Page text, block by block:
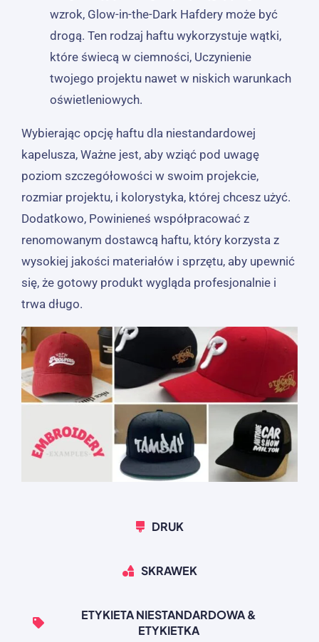
wzrok, Glow-in-the-Dark Hafdery może być
drogą. Ten rodzaj haftu wykorzystuje wątki,
które świecą w ciemności, Uczynienie
twojego projektu nawet w niskich warunkach
oświetleniowych.
Wybierając opcję haftu dla niestandardowej
kapelusza, Ważne jest, aby wziąć pod uwagę
poziom szczegółowości w swoim projekcie,
rozmiar projektu, i kolorystyka, której chcesz użyć.
Dodatkowo, Powinieneś współpracować z
renomowanym dostawcą haftu, który korzysta z
wysokiej jakości materiałów i sprzętu, aby upewnić
się, że gotowy produkt wygląda profesjonalnie i
trwa długo.
DRUK
SKRAWEK
ETYKIETA NIESTANDARDOWA &
ETYKIETKA